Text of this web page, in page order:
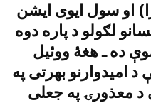
او سول ايوى ايشن
لګولو د پاره دوه
ده ـ هغۀ ووئيل
اميدوارنو بهرتى په
د معذورۍ په جعلى